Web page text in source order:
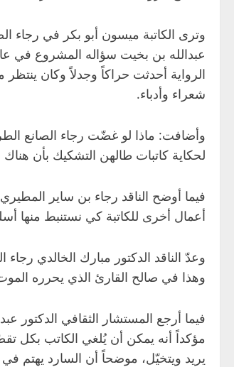
عبدالله بن بخيت سؤاله المشروع في
الرواية أحدثت حراكاً وجدلاً وكان
شعراء وأدباء.
وأضافت: ماذا لو غضّت رجاء الصانع
لحكاية كاتبات طالهن التشكيك بأن
فيما أوضح الناقد رجاء بن ساير
أعمال أخرى للكاتبة كي نستنبط منها
وعدّ الناقد الدكتور مبارك الخالدي
وهذا في صالح القارئ الذي يحرره
فيما أرجع المستشار الثقافي الدكتور
مؤكداً أنه يمكن أن يُلغي الكاتب بكل
يريد ويتخيّل، موضحاً أن السارد يهتم في